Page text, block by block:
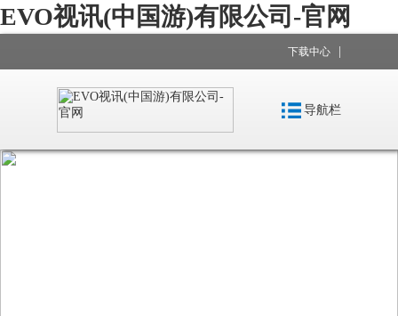
EVO视讯(中国游)有限公司-官网
下载中心
导航栏